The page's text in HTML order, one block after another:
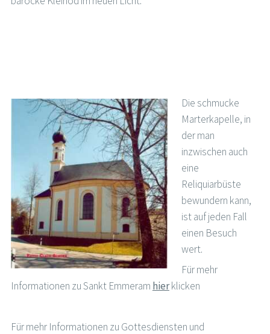
Die schmucke
Marterkapelle, in
der man
inzwischen auch
eine
Reliquiarbüste
bewundern kann,
ist auf jeden Fall
einen Besuch
wert.
Für mehr
Informationen zu Sankt Emmeram hierklicken
Für mehr Informationen zu Gottesdiensten und